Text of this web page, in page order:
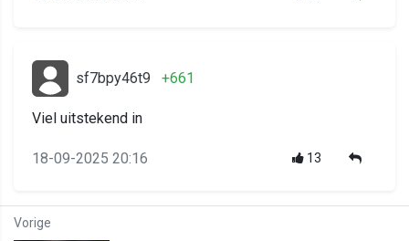
sf7bpy46t9 +661
Viel uitstekend in
18-09-2025 20:16 13
Vorige